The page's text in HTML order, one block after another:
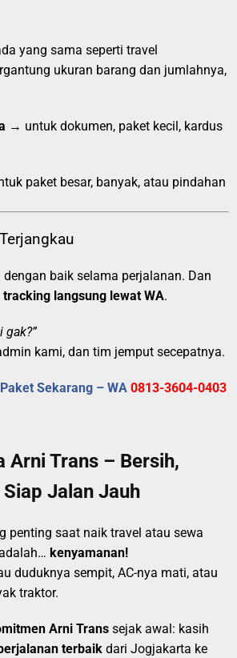
yang sama seperti travel
ukuran barang dan jumlahnya,
→ untuk dokumen, paket kecil, kardus
paket besar, banyak, atau pindahan
baik selama perjalanan. Dan
tracking langsung lewat WA.
gak?”
kami, dan tim jemput secepatnya.
Sekarang – WA 0813-3604-0403
Arni Trans – Bersih,
Jalan Jauh
penting saat naik travel atau sewa
kenyamanan!
duduknya sempit, AC-nya mati, atau
traktor.
Arni Trans sejak awal: kasih
terbaik dari Jogjakarta ke